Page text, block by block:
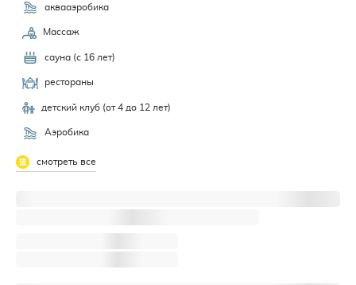
аквааэробика
Массаж
сауна (с 16 лет)
рестораны
детский клуб (от 4 до 12 лет)
Аэробика
смотреть все